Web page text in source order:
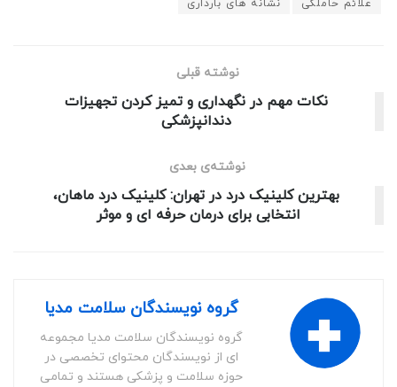
علائم حاملگی
نشانه های بارداری
نوشته قبلی
نکات مهم در نگهداری و تمیز کردن تجهیزات
دندانپزشکی
نوشته‌ی بعدی
بهترین کلینیک درد در تهران: کلینیک درد ماهان،
انتخابی برای درمان حرفه ای و موثر
گروه نویسندگان سلامت مدیا
گروه نویسندگان سلامت مدیا مجموعه
ای از نویسندگان محتوای تخصصی در
حوزه سلامت و پزشکی هستند و تمامی